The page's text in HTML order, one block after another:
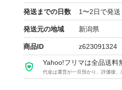
発送までの日数 1〜2日で発送
発送元の地域 新潟県
商品ID z623091324
Yahoo!フリマは全品送料
代金は運営が一旦預かり、評価後
ね！